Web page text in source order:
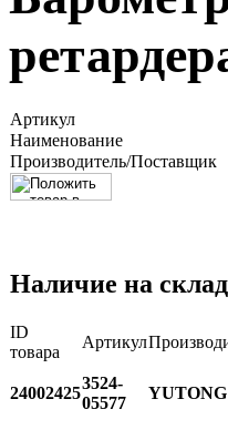
Артикул
Наименование
Производитель/Поставщик
Наличие на
ID
товара
Артикул
24002425
3524-
05577
YUTONG